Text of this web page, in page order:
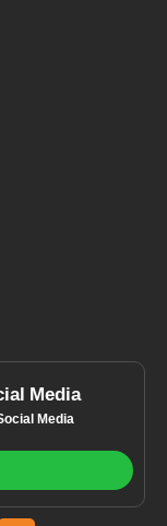
Media
Media